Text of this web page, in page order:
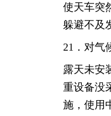
使天车突
躲避不及
21．对气
露天未安
重设备没
施，使用